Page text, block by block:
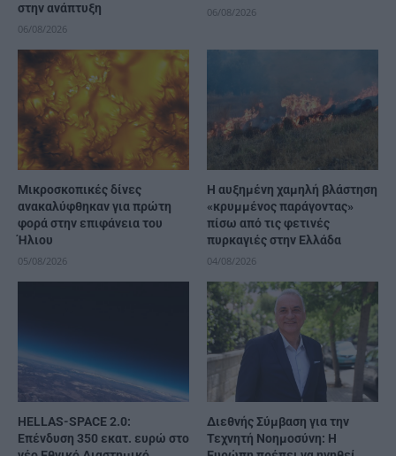
στην ανάπτυξη
06/08/2026
06/08/2026
Μικροσκοπικές δίνες
ανακαλύφθηκαν για πρώτη
φορά στην επιφάνεια του
Ήλιου
05/08/2026
Η αυξημένη χαμηλή βλάστηση
«κρυμμένος παράγοντας»
πίσω από τις φετινές
πυρκαγιές στην Ελλάδα
04/08/2026
HELLAS-SPACE 2.0:
Επένδυση 350 εκατ. ευρώ στο
Διεθνής Σύμβαση για την
Τεχνητή Νοημοσύνη: Η